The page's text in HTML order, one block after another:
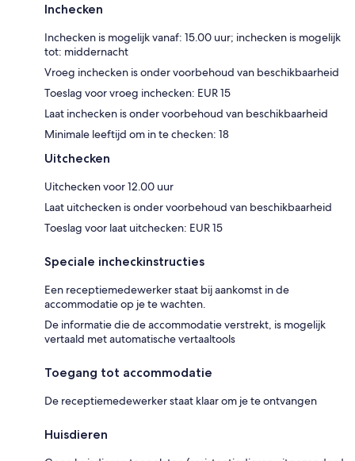
Inchecken
Inchecken is mogelijk vanaf: 15.00 uur; inchecken is mogelijk
tot: middernacht
Vroeg inchecken is onder voorbehoud van beschikbaarheid
Toeslag voor vroeg inchecken: EUR 15
Laat inchecken is onder voorbehoud van beschikbaarheid
Minimale leeftijd om in te checken: 18
Uitchecken
Uitchecken voor 12.00 uur
Laat uitchecken is onder voorbehoud van beschikbaarheid
Toeslag voor laat uitchecken: EUR 15
Speciale incheckinstructies
Een receptiemedewerker staat bij aankomst in de
accommodatie op je te wachten.
De informatie die de accommodatie verstrekt, is mogelijk
vertaald met automatische vertaaltools
Toegang tot accommodatie
De receptiemedewerker staat klaar om je te ontvangen
Huisdieren